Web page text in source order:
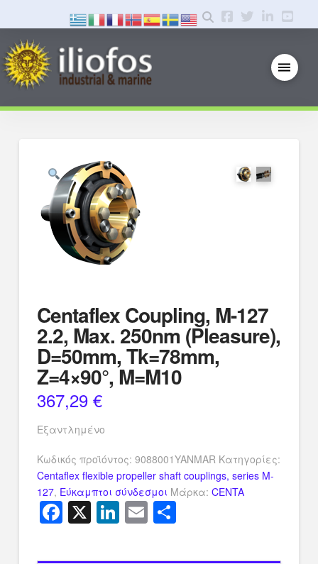
Centaflex Coupling, M-127
2.2, Max. 250nm (Pleasure),
D=50mm, Tk=78mm,
Z=4×90°, M=M10
367,29 €
Εξαντλημένο
Κωδικός προϊόντος: 9088001YANMAR Κατηγορίες:
Centaflex flexible propeller shaft couplings, series M-
127, Εύκαμπτοι σύνδεσμοι Μάρκα: CENTA
Facebook
X LinkedIn
Email